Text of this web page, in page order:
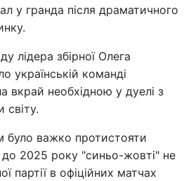
у гранда після драматичного
лідера збірної Олега
українській команді
вкрай необхідною у дуелі з
було важко протистояти
– до 2025 року "синьо-жовті" не
партії в офіційних матчах